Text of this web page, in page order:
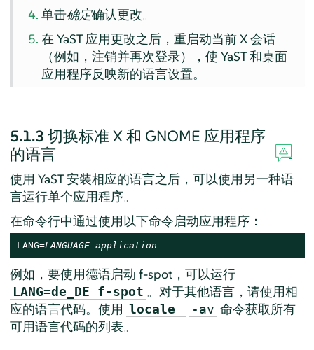
单击确定确认更改。
在 YaST 应用更改之后，重启动当前 X 会话
（例如，注销并再次登录），使 YaST 和桌面
应用程序反映新的语言设置。
5.1.3 切换标准 X 和 GNOME 应用程序
的语言
使用 YaST 安装相应的语言之后，可以使用另一种语
言运行单个应用程序。
在命令行中通过使用以下命令启动应用程序：
LANG=LANGUAGE application
例如，要使用德语启动 f-spot，可以运行
LANG=de_DE f-spot 。对于其他语言，请使用相
应的语言代码。使用 locale -av 命令获取所有
可用语言代码的列表。